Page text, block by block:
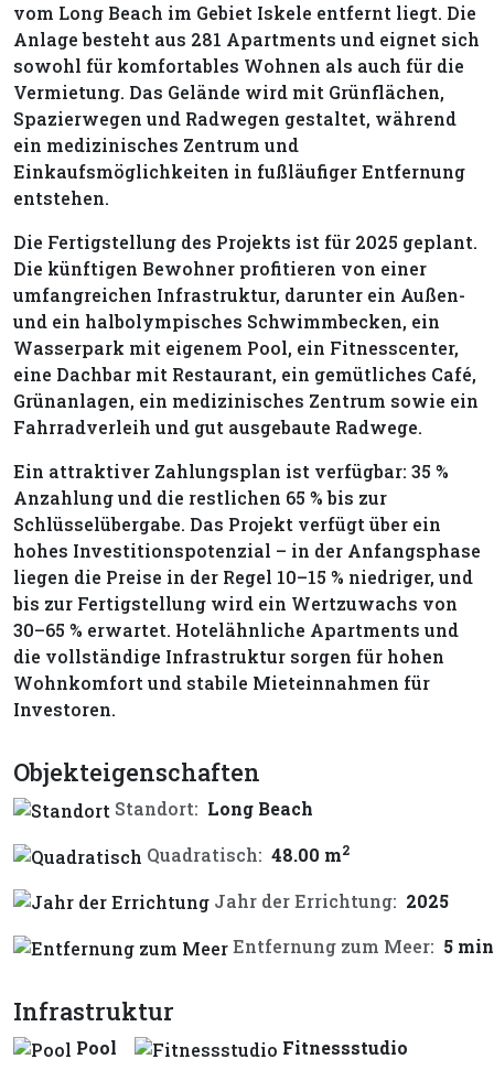
vom Long Beach im Gebiet Iskele entfernt liegt. Die
Anlage besteht aus 281 Apartments und eignet sich
sowohl für komfortables Wohnen als auch für die
Vermietung. Das Gelände wird mit Grünflächen,
Spazierwegen und Radwegen gestaltet, während
ein medizinisches Zentrum und
Einkaufsmöglichkeiten in fußläufiger Entfernung
entstehen.
Die Fertigstellung des Projekts ist für 2025 geplant.
Die künftigen Bewohner profitieren von einer
umfangreichen Infrastruktur, darunter ein Außen-
und ein halbolympisches Schwimmbecken, ein
Wasserpark mit eigenem Pool, ein Fitnesscenter,
eine Dachbar mit Restaurant, ein gemütliches Café,
Grünanlagen, ein medizinisches Zentrum sowie ein
Fahrradverleih und gut ausgebaute Radwege.
Ein attraktiver Zahlungsplan ist verfügbar: 35 %
Anzahlung und die restlichen 65 % bis zur
Schlüsselübergabe. Das Projekt verfügt über ein
hohes Investitionspotenzial – in der Anfangsphase
liegen die Preise in der Regel 10–15 % niedriger, und
bis zur Fertigstellung wird ein Wertzuwachs von
30–65 % erwartet. Hotelähnliche Apartments und
die vollständige Infrastruktur sorgen für hohen
Wohnkomfort und stabile Mieteinnahmen für
Investoren.
Objekteigenschaften
Standort: Long Beach
Quadratisch: 48.00 m2
Jahr der Errichtung: 2025
Entfernung zum Meer: 5
Infrastruktur
Pool
Fitnessstudio